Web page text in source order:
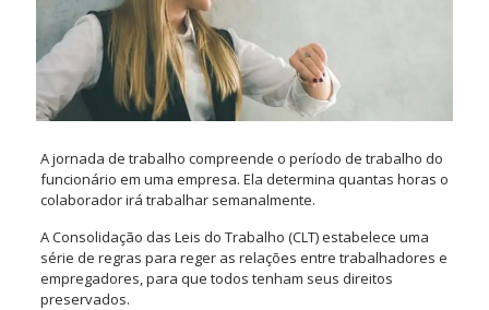
A jornada de trabalho compreende o período de trabalho do
funcionário em uma empresa. Ela determina quantas horas o
colaborador irá trabalhar semanalmente.
A Consolidação das Leis do Trabalho (CLT) estabelece uma
série de regras para reger as relações entre trabalhadores e
empregadores, para que todos tenham seus direitos
preservados.